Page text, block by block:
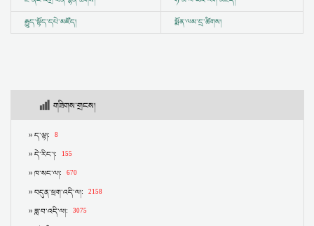
རྒྱུད་སྟོད་དཔེ་མཛོད།
སྨོན་ལམ་དྲ་ཚིགས།